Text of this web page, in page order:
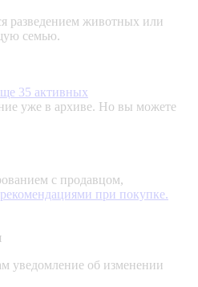
разведением животных или
семью.
35 активных
уже в архиве. Но вы можете
с продавцом,
рекомендациями при покупке.
уведомление об изменении